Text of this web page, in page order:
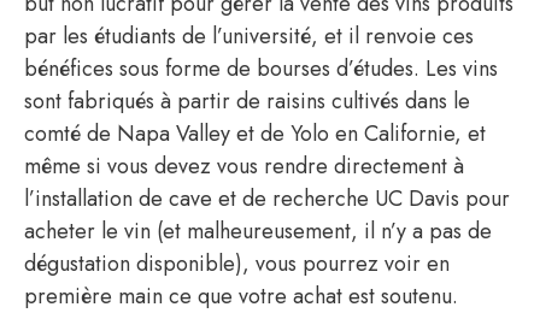
par les étudiants de l’université, et il renvoie ces
bénéfices sous forme de bourses d’études. Les vins
sont fabriqués à partir de raisins cultivés dans le
comté de Napa Valley et de Yolo en Californie, et
même si vous devez vous rendre directement à
l’installation de cave et de recherche UC Davis pour
acheter le vin (et malheureusement, il n’y a pas de
dégustation disponible), vous pourrez voir en
première main ce que votre achat est soutenu.